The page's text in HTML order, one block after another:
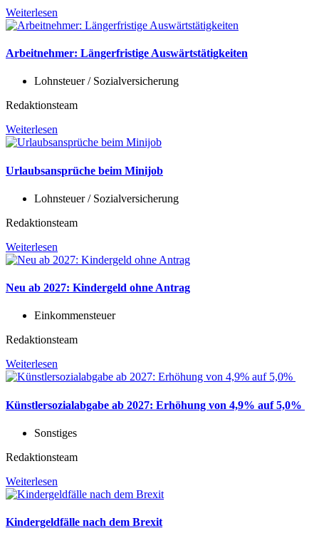
Weiterlesen
Arbeitnehmer: Längerfristige Auswärtstätigkeiten
Lohnsteuer / Sozialversicherung
Redaktionsteam
Weiterlesen
Urlaubsansprüche beim Minijob
Lohnsteuer / Sozialversicherung
Redaktionsteam
Weiterlesen
Neu ab 2027: Kindergeld ohne Antrag
Einkommensteuer
Redaktionsteam
Weiterlesen
Künstlersozialabgabe ab 2027: Erhöhung von 4,9% auf 5,0%
Sonstiges
Redaktionsteam
Weiterlesen
Kindergeldfälle nach dem Brexit